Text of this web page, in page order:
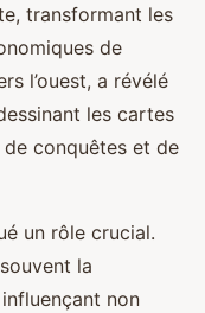
transformant les
de
l’ouest, a révélé
les cartes
conquêtes et de
un rôle crucial.
la
non